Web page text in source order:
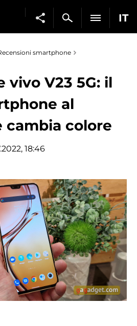
IT
smartphone
vivo V23 5G: il
al
cambia colore
18:46